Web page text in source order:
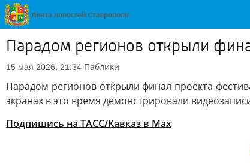
Парадом регионов открыли
15 мая 2026, 21:34 Паблики
Парадом регионов открыли финал проекта-
экранах в это время демонстрировали
Подпишись на ТАСС/Кавказ в Max